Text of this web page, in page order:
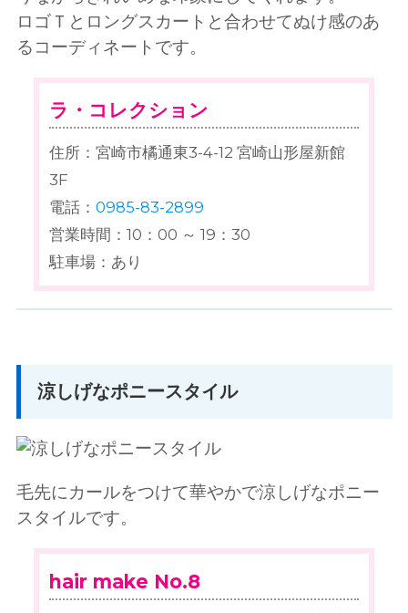
ロゴＴとロングスカートと合わせてぬけ感のあ
るコーディネートです。
ラ・コレクション
住所：宮崎市橘通東3-4-12 宮崎山形屋新館
3F
電話：0985-83-2899
営業時間：10：00 ～ 19：30
駐車場：あり
涼しげなポニースタイル
毛先にカールをつけて華やかで涼しげなポニー
スタイルです。
hair make No.8